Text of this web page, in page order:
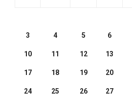
3 4 5 6
10 11 12 13
17 18 19 20
24 25 26 27